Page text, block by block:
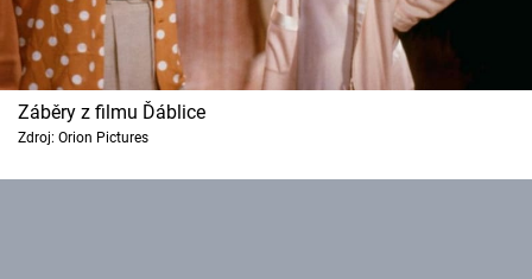
Záběry z filmu Ďáblice
Zdroj: Orion Pictures